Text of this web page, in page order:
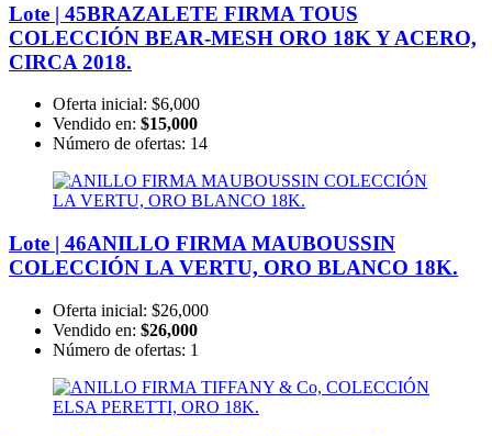
Lote | 45BRAZALETE FIRMA TOUS
COLECCIÓN BEAR-MESH ORO 18K Y ACERO,
CIRCA 2018.
Oferta inicial: $6,000
Vendido en: $15,000
Número de ofertas: 14
Lote | 46ANILLO FIRMA MAUBOUSSIN
COLECCIÓN LA VERTU, ORO BLANCO 18K.
Oferta inicial: $26,000
Vendido en: $26,000
Número de ofertas: 1